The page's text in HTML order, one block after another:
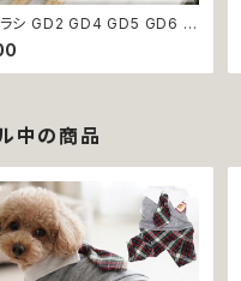
シ GD2 GD4 GD5 GD6 G
ンブー歯ブラシ THE HUM
キッズ 子ども バンブー
腔ケア 植物由来原料
中の商品